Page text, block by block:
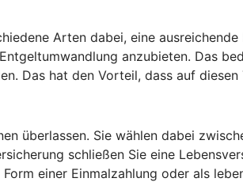
Arten dabei, eine
anzubieten. Das
Das hat den Vorteil, dass auf
überlassen. Sie wählen dabei
schließen Sie eine
einer Einmalzahlung oder als